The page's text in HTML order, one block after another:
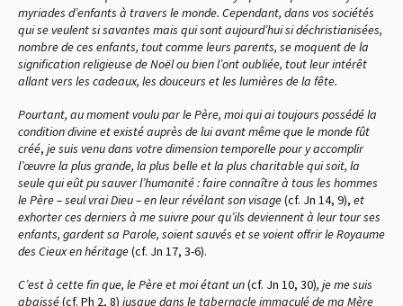
myriades d’enfants à travers le monde. Cependant, dans vos sociétés
qui se veulent si savantes mais qui sont aujourd’hui si déchristianisées,
nombre de ces enfants, tout comme leurs parents, se moquent de la
signification religieuse de Noël ou bien l’ont oubliée, tout leur intérêt
allant vers les cadeaux, les douceurs et les lumières de la fête.
Pourtant, au moment voulu par le Père, moi qui ai toujours possédé la
condition divine et existé auprès de lui avant même que le monde fût
créé, je suis venu dans votre dimension temporelle pour y accomplir
l’œuvre la plus grande, la plus belle et la plus charitable qui soit, la
seule qui eût pu sauver l’humanité : faire connaître à tous les hommes
le Père – seul vrai Dieu – en leur révélant son visage(cf. Jn 14, 9), et
exhorter ces derniers à me suivre pour qu’ils deviennent à leur tour ses
enfants, gardent sa Parole, soient sauvés et se voient offrir le Royaume
des Cieux en héritage(cf. Jn 17, 3-6).
C’est à cette fin que, le Père et moi étant un(cf. Jn 10, 30), je me suis
abaissé(cf. Ph 2, 8) jusque dans le tabernacle immaculé de ma Mère